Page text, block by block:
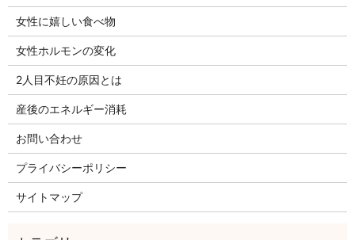
女性に嬉しい食べ物
女性ホルモンの変化
2人目不妊の原因とは
産後のエネルギー消耗
お問い合わせ
プライバシーポリシー
サイトマップ